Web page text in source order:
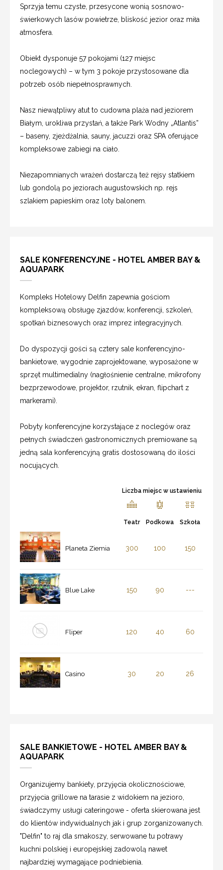
Sprzyja temu czyste, przesycone wonią sosnowo-
świerkowych lasów powietrze, bliskość jezior oraz miła
atmosfera.
Obiekt dysponuje 57 pokojami (127 miejsc
noclegowych) – w tym 3 pokoje przystosowane dla
potrzeb osób niepełnosprawnych.
Nasz niewątpliwy atut to cudowna plaża nad jeziorem
Białym, urokliwa przystań, a także Park Wodny „Atlantis”
– baseny, zjeżdżalnia, sauny, jacuzzi oraz SPA oferujące
kompleksowe zabiegi na ciało.
Niezapomnianych wrażeń dostarczą też rejsy statkiem
lub gondolą po jeziorach augustowskich np. rejs
szlakiem papieskim oraz loty balonem.
SALE KONFERENCYJNE - HOTEL AMBER BAY &
AQUAPARK
Kompleks Hotelowy Delfin zapewnia gościom
kompleksową obsługę zjazdów, konferencji, szkoleń,
spotkań biznesowych oraz imprez integracyjnych.
Do dyspozycji gości są cztery sale konferencyjno-
bankietowe, wygodnie zaprojektowane, wyposażone w
sprzęt multimedialny (nagłośnienie centralne, mikrofony
bezprzewodowe, projektor, rzutnik, ekran, flipchart z
markerami).
Pobyty konferencyjne korzystające z noclegów oraz
pełnych świadczeń gastronomicznych premiowane są
jedną sala konferencyjną gratis dostosowaną do ilości
nocujących.
Liczba miejsc w ustawieniu
Teatr Podkowa Szkoła
Planeta Ziemia 300 100 150
Blue Lake 150 90 ---
Fliper 120 40 60
Casino 30 20 26
SALE BANKIETOWE - HOTEL AMBER BAY &
AQUAPARK
Organizujemy bankiety, przyjęcia okolicznościowe,
przyjęcia grillowe na tarasie z widokiem na jezioro,
świadczymy usługi cateringowe - oferta skierowana jest
do klientów indywidualnych jak i grup zorganizowanych.
"Delfin" to raj dla smakoszy, serwowane tu potrawy
kuchni polskiej i europejskiej zadowolą nawet
najbardziej wymagające podniebienia.